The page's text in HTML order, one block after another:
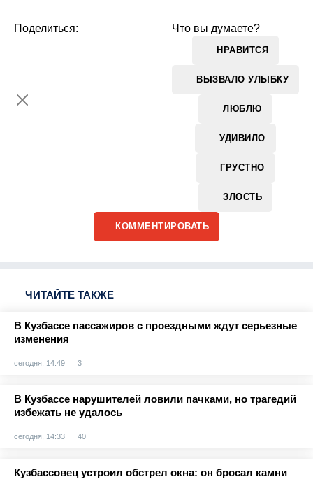
Что вы думаете?
НРАВИТСЯ
ВЫЗВАЛО УЛЫБКУ
ЛЮБЛЮ
УДИВИЛО
ГРУСТНО
ЗЛОСТЬ
Поделиться:
КОММЕНТИРОВАТЬ
ЧИТАЙТЕ ТАКЖЕ
В Кузбассе пассажиров с проездными ждут серьезные
изменения
сегодня, 14:49 3
В Кузбассе нарушителей ловили пачками, но трагедий
избежать не удалось
сегодня, 14:33 40
Кузбассовец устроил обстрел окна: он бросал камни